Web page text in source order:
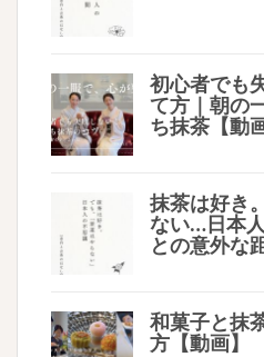
初心者でも
て方｜朝の
ち抹茶【動
抹茶は好き
ない…日本
との意外な
和菓子と抹
方【動画】